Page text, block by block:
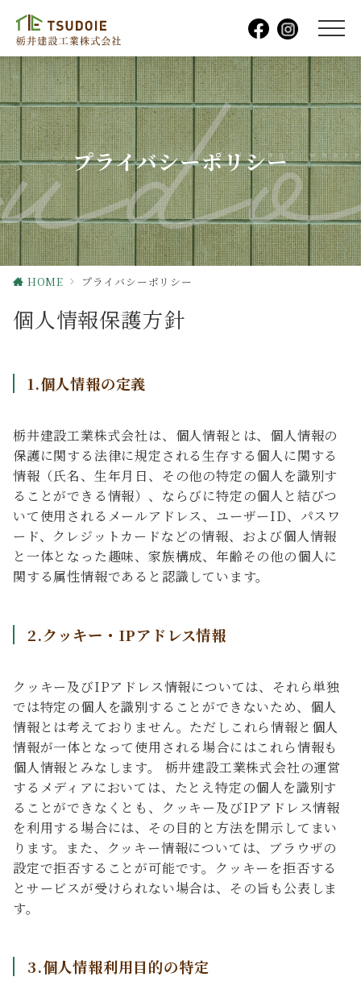
プライバシーポリシー
HOME プライバシーポリシー
個人情報保護方針
1.個人情報の定義
栃井建設工業株式会社は、個人情報とは、個人情報の
保護に関する法律に規定される生存する個人に関する
情報（氏名、生年月日、その他の特定の個人を識別す
ることができる情報）、ならびに特定の個人と結びつ
いて使用されるメールアドレス、ユーザーID、パスワ
ード、クレジットカードなどの情報、および個人情報
と一体となった趣味、家族構成、年齢その他の個人に
関する属性情報であると認識しています。
2.クッキー・IPアドレス情報
クッキー及びIPアドレス情報については、それら単独
では特定の個人を識別することができないため、個人
情報とは考えておりません。ただしこれら情報と個人
情報が一体となって使用される場合にはこれら情報も
個人情報とみなします。 栃井建設工業株式会社の運営
するメディアにおいては、たとえ特定の個人を識別す
ることができなくとも、クッキー及びIPアドレス情報
を利用する場合には、その目的と方法を開示してまい
ります。また、クッキー情報については、ブラウザの
設定で拒否することが可能です。クッキーを拒否する
とサービスが受けられない場合は、その旨も公表しま
す。
3.個人情報利用目的の特定